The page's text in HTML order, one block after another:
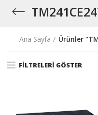
Ana Sayfa Ürünler
FILTRELERI GÖSTER